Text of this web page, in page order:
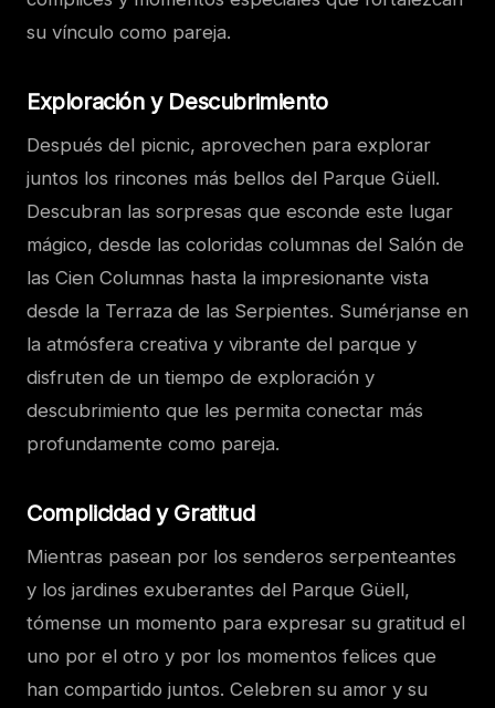
su vínculo como pareja.
Exploración y Descubrimiento
Después del picnic, aprovechen para explorar
juntos los rincones más bellos del Parque Güell.
Descubran las sorpresas que esconde este lugar
mágico, desde las coloridas columnas del Salón de
las Cien Columnas hasta la impresionante vista
desde la Terraza de las Serpientes. Sumérjanse en
la atmósfera creativa y vibrante del parque y
disfruten de un tiempo de exploración y
descubrimiento que les permita conectar más
profundamente como pareja.
Complicidad y Gratitud
Mientras pasean por los senderos serpenteantes
y los jardines exuberantes del Parque Güell,
tómense un momento para expresar su gratitud el
uno por el otro y por los momentos felices que
han compartido juntos. Celebren su amor y su